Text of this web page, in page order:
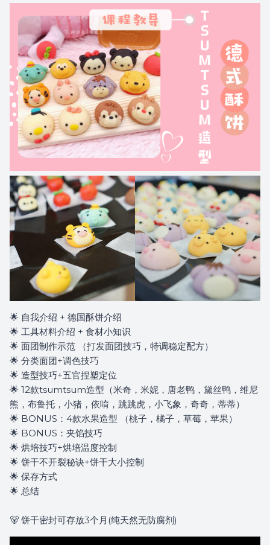
🌟 自我介绍 + 德国酥饼介绍
🌟 工具材料介绍 + 食材小知识
🌟 面团制作示范 （打发面团技巧，特调稳定配方）
🌟 分类面团+调色技巧
🌟 造型技巧+五官捏塑定位
🌟 12款tsumtsum造型（米奇，米妮，唐老鸭，黛丝鸭，维尼
熊，布鲁托，小猪，依唷，跳跳虎，小飞象，奇奇，蒂蒂）
🌟 BONUS：4款水果造型 （桃子，橘子，草莓，苹果）
🌟 BONUS：夹馅技巧
🌟 烘培技巧+烘培温度控制
🌟 饼干不开裂秘诀+饼干大小控制
🌟 保存方式
🌟 总结
🐻 饼干密封可存放3个月(纯天然无防腐剂)